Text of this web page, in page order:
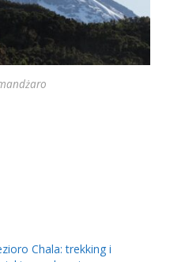
Chala: trekking i